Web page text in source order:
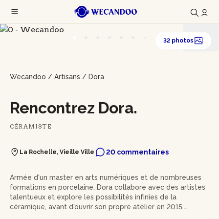
32 photos
Wecandoo / Artisans / Dora
Rencontrez Dora.
CÉRAMISTE
La Rochelle, Vieille Ville 20 commentaires
Armée d'un master en arts numériques et de nombreuses
formations en porcelaine, Dora collabore avec des artistes
talentueux et explore les possibilités infinies de la
céramique, avant d'ouvrir son propre atelier en 2015.